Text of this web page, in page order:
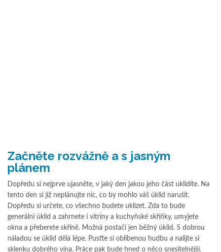
Začněte rozvážně a s jasným
plánem
Dopředu si nejprve ujasněte, v jaký den jakou jeho část uklidíte. Na
tento den si již neplánujte nic, co by mohlo váš úklid narušit.
Dopředu si určete, co všechno budete uklízet. Zda to bude
generální úklid a zahrnete i vitríny a kuchyňské skříňky, umyjete
okna a přeberete skříně. Možná postačí jen běžný úklid. S dobrou
náladou se úklid dělá lépe. Pusťte si oblíbenou hudbu a nalijte si
sklenku dobrého vína. Práce pak bude hned o něco snesitelnější.